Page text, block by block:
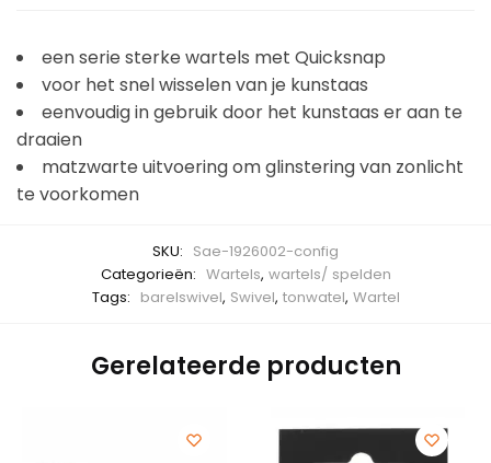
een serie sterke wartels met Quicksnap
voor het snel wisselen van je kunstaas
eenvoudig in gebruik door het kunstaas er aan te
draaien
matzwarte uitvoering om glinstering van zonlicht
te voorkomen
SKU: Sae-1926002-config
Categorieën: Wartels, wartels/ spelden
Tags: barelswivel, Swivel, tonwatel, Wartel
Gerelateerde producten